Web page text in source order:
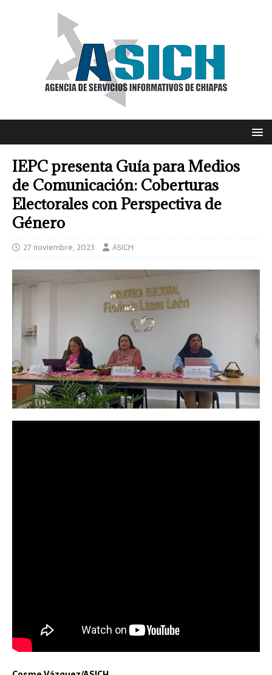
IEPC presenta Guía para Medios
de Comunicación: Coberturas
Electorales con Perspectiva de
Género
27 noviembre, 2023 ASICH